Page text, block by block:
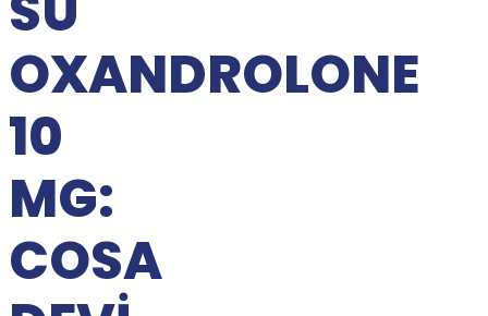
OXANDROLONE
10
MG:
COSA